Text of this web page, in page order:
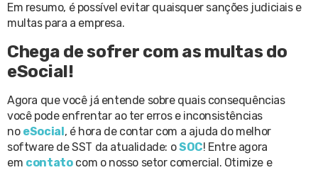
Em resumo, é possível evitar quaisquer sanções judiciais e
multas para a empresa.
Chega de sofrer com as multas do
eSocial!
Agora que você já entende sobre quais consequências
você pode enfrentar ao ter erros e inconsistências
no eSocial, é hora de contar com a ajuda do melhor
software de SST da atualidade: oSOC! Entre agora
em contatocom o nosso setor comercial. Otimize e